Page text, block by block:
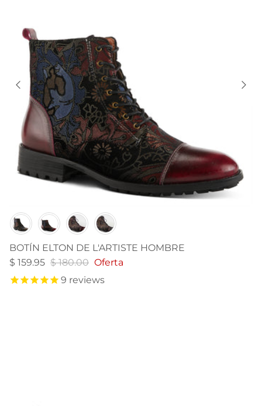
BOTÍN ELTON DE L'ARTISTE HOMBRE
$ 159.95 $ 180.00 Oferta
9 reviews